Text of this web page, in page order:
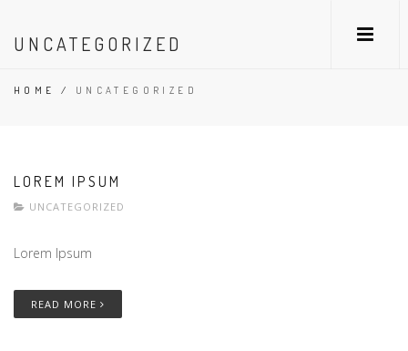
UNCATEGORIZED
HOME / UNCATEGORIZED
LOREM IPSUM
UNCATEGORIZED
Lorem Ipsum
READ MORE